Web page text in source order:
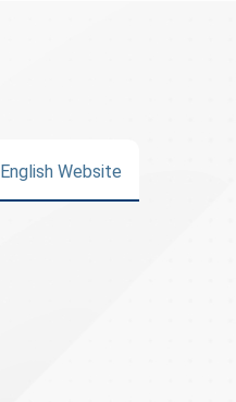
English Website